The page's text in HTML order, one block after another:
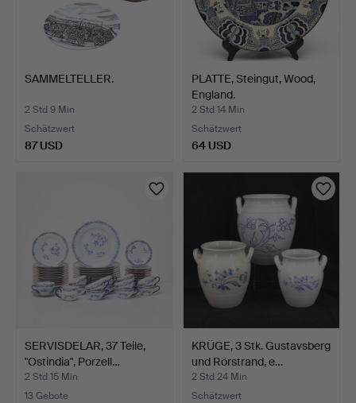
SAMMELTELLER.
2 Std 9 Min
Schätzwert
87 USD
PLATTE, Steingut, Wood,
England.
2 Std 14 Min
Schätzwert
64 USD
SERVISDELAR, 37 Teile,
"Ostindia", Porzell…
2 Std 15 Min
13 Gebote
KRÜGE, 3 Stk. Gustavsberg
und Rörstrand, e…
2 Std 24 Min
Schätzwert